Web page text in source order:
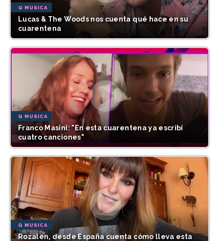
Q MUSICA
Lucas & The Woods nos cuenta qué hace en su
cuarentena
Q MUSICA
Franco Masini: "En esta cuarentena ya escribí
cuatro canciones"
Q MUSICA
Rozalen, desde España cuenta cómo lleva esta